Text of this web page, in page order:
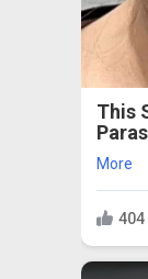
This
More
404